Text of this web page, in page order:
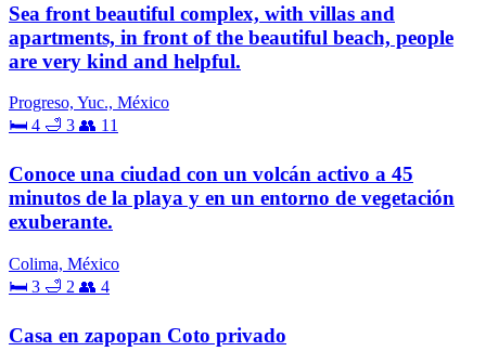
Sea front beautiful complex, with villas and
apartments, in front of the beautiful beach, people
are very kind and helpful.
Progreso, Yuc., México
🛏 4 🛁 3 👥 11
Conoce una ciudad con un volcán activo a 45
minutos de la playa y en un entorno de vegetación
exuberante.
Colima, México
🛏 3 🛁 2 👥 4
Casa en zapopan Coto privado